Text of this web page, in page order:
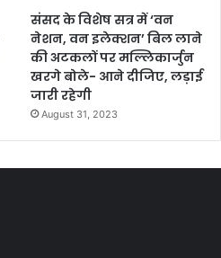
संसद के विशेष सत्र में ‘वन
नेशन, वन इलेक्शन’ बिल लाने
की अटकलों पर मल्लिकार्जुन
खरगे बोले- आने दीजिए, लड़ाई
जारी रहेगी
August 31, 2023